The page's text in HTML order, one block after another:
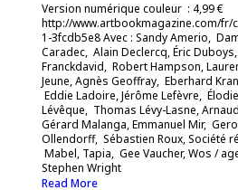
Version numérique couleur : 4,99 €
http://www.artbookmagazine.com/
1-3fcdb5e8 Avec : Sandy Amerio,
Caradec, Alain Declercq, Éric
Franckdavid, Robert Hampson,
Jeune, Agnès Geoffray, Eberhard
Eddie Ladoire, Jérôme Lefèvre,
Lévêque, Thomas Lévy-Lasne,
Gérard Malanga, Emmanuel Mir,
Ollendorff, Sébastien Roux, Société
Mabel, Tapia, Gee Vaucher, Wos /
Stephen Wright
Read More